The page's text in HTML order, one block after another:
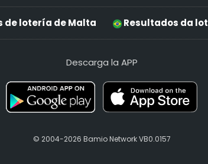
de lotería de Malta Resultados da
Descarga la APP
© 2004-2026 Bamio Network VB0.0157